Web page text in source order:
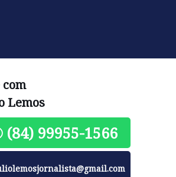
com
Lemos
(84) 99955-1566